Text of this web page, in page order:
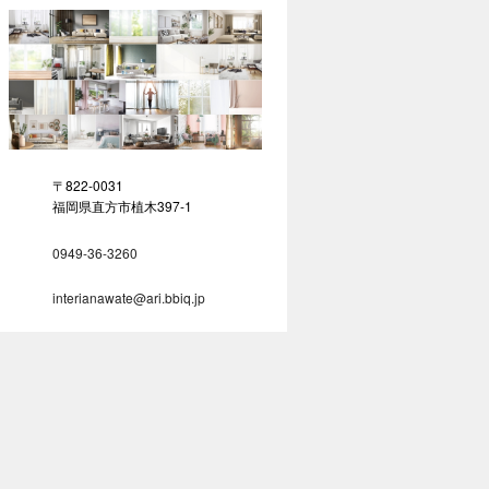
〒822-0031
福岡県直方市植木397-1
0949-36-3260
interianawate@ari.bbiq.jp